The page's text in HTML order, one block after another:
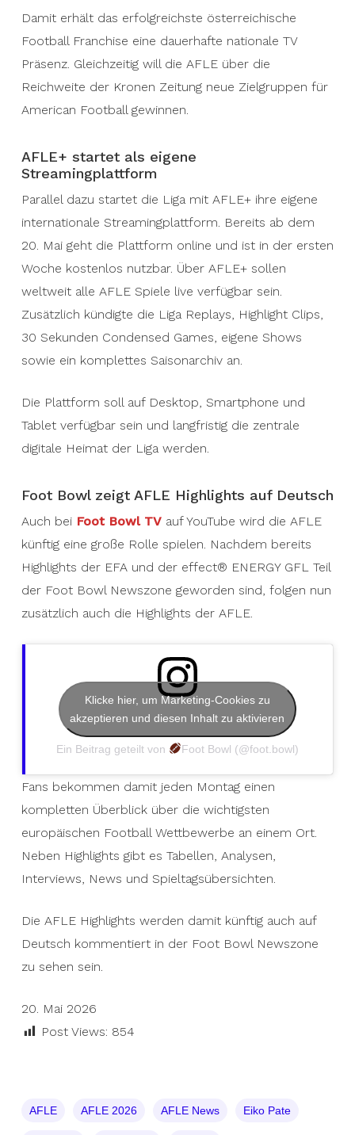
Damit erhält das erfolgreichste österreichische
Football Franchise eine dauerhafte nationale TV
Präsenz. Gleichzeitig will die AFLE über die
Reichweite der Kronen Zeitung neue Zielgruppen für
American Football gewinnen.
AFLE+ startet als eigene
Streamingplattform
Parallel dazu startet die Liga mit AFLE+ ihre eigene
internationale Streamingplattform. Bereits ab dem
20. Mai geht die Plattform online und ist in der ersten
Woche kostenlos nutzbar. Über AFLE+ sollen
weltweit alle AFLE Spiele live verfügbar sein.
Zusätzlich kündigte die Liga Replays, Highlight Clips,
30 Sekunden Condensed Games, eigene Shows
sowie ein komplettes Saisonarchiv an.
Die Plattform soll auf Desktop, Smartphone und
Tablet verfügbar sein und langfristig die zentrale
digitale Heimat der Liga werden.
Foot Bowl zeigt AFLE Highlights auf Deutsch
Auch bei Foot Bowl TVauf YouTube wird die AFLE
künftig eine große Rolle spielen. Nachdem bereits
Highlights der EFA und der effect® ENERGY GFL Teil
der Foot Bowl Newszone geworden sind, folgen nun
zusätzlich auch die Highlights der AFLE.
Ein Beitrag geteilt von Foot Bowl (@foot.bowl)
Klicke hier, um Marketing-Cookies zu
akzeptieren und diesen Inhalt zu aktivieren
Fans bekommen damit jeden Montag einen
kompletten Überblick über die wichtigsten
europäischen Football Wettbewerbe an einem Ort.
Neben Highlights gibt es Tabellen, Analysen,
Interviews, News und Spieltagsübersichten.
Die AFLE Highlights werden damit künftig auch auf
Deutsch kommentiert in der Foot Bowl Newszone
zu sehen sein.
20. Mai 2026
Post Views: 854
AFLE AFLE 2026 AFLE News Eiko Pate